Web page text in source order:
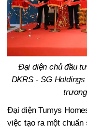
Đại diện chủ đầu
DKRS - SG
Đại diện Tumys
việc tạo ra một